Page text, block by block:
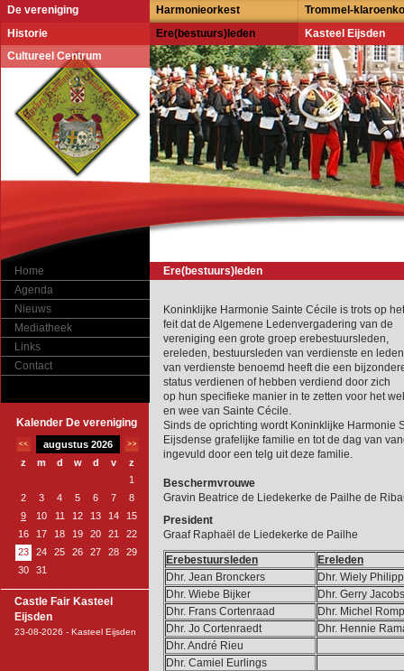
De vereniging Harmonieorkest
Trommel-
Historie
Ere(bestuurs)leden
Kasteel Eijsden
Cultureel Centrum
Home
Agenda
Nieuws
Mediatheek
Links
Contact
Kalender De vereniging
augustus 2026
z
m d w d v
z
1
2
3 4 5 6 7
8
9
10 11 12 13 14
15
16
17 18 19 20 21
22
23
24 25 26 27 28
29
30
31
Castle Fair Kasteel
Eijsden
23-08-2026 - Kasteel Eijsden
Ere(bestuurs)leden
Koninklijke Harmonie Sainte Cécile is trots op het
feit dat de Algemene Ledenvergadering van de
vereniging een grote groep erebestuursleden,
ereleden, bestuursleden van verdienste en leden
van verdienste benoemd heeft die een
status verdienen of hebben verdiend door zich
op hun specifieke manier in te zetten voor het wel
en wee van Sainte Cécile.
Sinds de oprichting wordt Koninklijke Harmonie
Eijsdense grafelijke familie en tot de dag van
ingevuld door een telg uit deze familie.
Beschermvrouwe
Gravin Beatrice de Liedekerke de Pailhe de
President
Graaf Raphaël de Liedekerke de Pailhe
Erebestuursleden
Ereleden
Dhr. Jean Bronckers
Dhr. Wiely
Dhr. Wiebe Bijker
Dhr. Gerry Jacobs
Dhr. Frans Cortenraad
Dhr. Michel
Dhr. Jo Cortenraedt
Dhr. Hennie
Dhr. André Rieu
Dhr. Camiel Eurlings